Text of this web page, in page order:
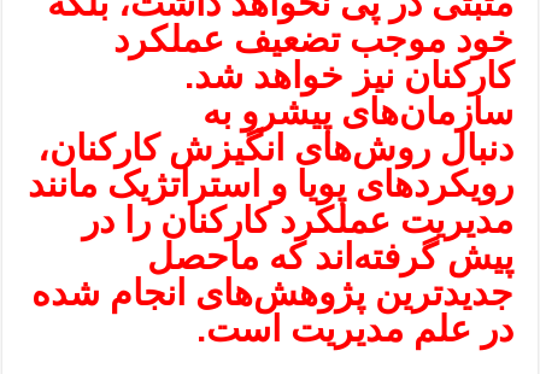
خود موجب تضعیف عملکرد
کارکنان نیز خواهد شد.
سازمان‌های پیشرو به
دنبالروش‌های انگیزش کارکنان،
رویکردهای پویا و استراتژیک مانند
مدیریت عملکرد کارکنان را در
پیش گرفته‌اند که ماحصل
جدیدترین پژوهش‌های انجام شده
در علم مدیریت است.